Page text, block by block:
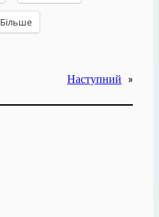
Більше
Наступний »